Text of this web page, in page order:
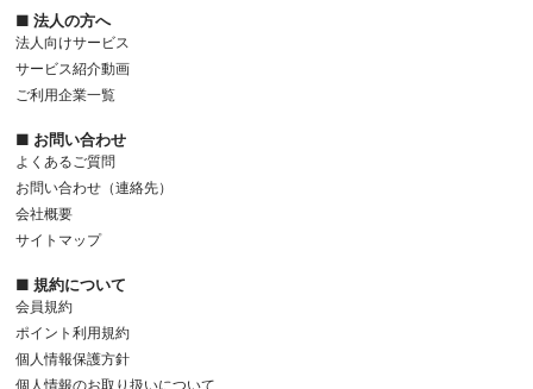
■ 法人の方へ
法人向けサービス
サービス紹介動画
ご利用企業一覧
■ お問い合わせ
よくあるご質問
お問い合わせ（連絡先）
会社概要
サイトマップ
■ 規約について
会員規約
ポイント利用規約
個人情報保護方針
個人情報のお取り扱いについて